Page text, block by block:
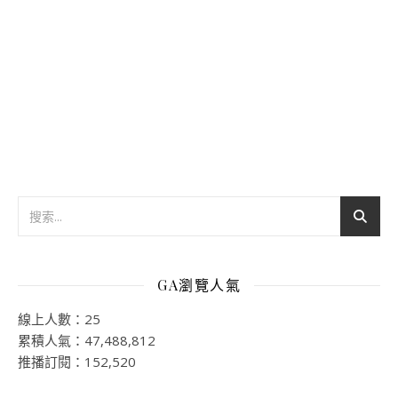
GA瀏覽人氣
線上人數：25
累積人氣：47,488,812
推播訂閱：152,520